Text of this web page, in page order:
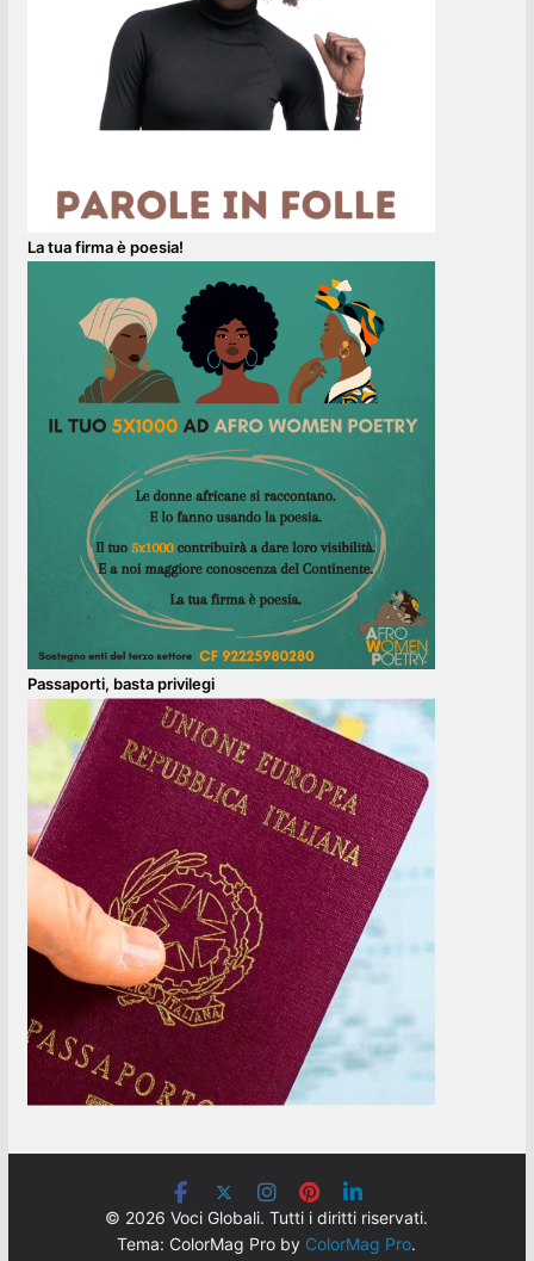
La tua firma è poesia!
Passaporti, basta privilegi
© 2026 Voci Globali. Tutti i diritti riservati.
Tema: ColorMag Pro by ColorMag Pro.